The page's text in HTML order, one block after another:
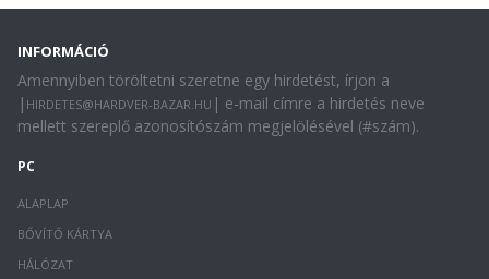
INFORMÁCIÓ
Amennyiben töröltetni szeretne egy hirdetést, írjon a
| HIRDETES@HARDVER-BAZAR.HU | e-mail címre a hirdetés neve
mellett szereplő azonosítószám megjelölésével (#szám).
PC
ALAPLAP
BŐVÍTŐ KÁRTYA
HÁLÓZAT